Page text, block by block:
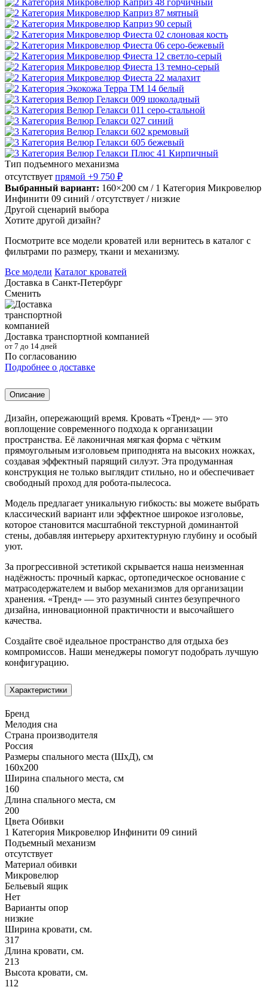
Тип подъемного механизма
отсутствует прямой +9 750 ₽
Выбранный вариант: 160×200 см / 1 Категория Микровелюр
Инфинити 09 синий / отсутствует / низкие
Другой сценарий выбора
Хотите другой дизайн?
Посмотрите все модели кроватей или вернитесь в каталог с
фильтрами по размеру, ткани и механизму.
Все модели Каталог кроватей
Доставка в Санкт-Петербург
Сменить
Доставка транспортной компанией
от 7 до 14 дней
По согласованию
Подробнее о доставке
Описание
Дизайн, опережающий время. Кровать «Тренд» — это
воплощение современного подхода к организации
пространства. Её лаконичная мягкая форма с чётким
прямоугольным изголовьем приподнята на высоких ножках,
создавая эффектный парящий силуэт. Эта продуманная
конструкция не только выглядит стильно, но и обеспечивает
свободный проход для робота-пылесоса.
Модель предлагает уникальную гибкость: вы можете выбрать
классический вариант или эффектное широкое изголовье,
которое становится масштабной текстурной доминантой
стены, добавляя интерьеру архитектурную глубину и особый
уют.
За прогрессивной эстетикой скрывается наша неизменная
надёжность: прочный каркас, ортопедическое основание с
матрасодержателем и выбор механизмов для организации
хранения. «Тренд» — это разумный синтез безупречного
дизайна, инновационной практичности и высочайшего
качества.
Создайте своё идеальное пространство для отдыха без
компромиссов. Наши менеджеры помогут подобрать лучшую
конфигурацию.
Характеристики
Бренд
Мелодия сна
Страна производителя
Россия
Размеры спального места (ШхД), см
160х200
Ширина спального места, см
160
Длина спального места, см
200
Цвета Обивки
1 Категория Микровелюр Инфинити 09 синий
Подъемный механизм
отсутствует
Материал обивки
Микровелюр
Бельевый ящик
Нет
Варианты опор
низкие
Ширина кровати, см.
317
Длина кровати, см.
213
Высота кровати, см.
112